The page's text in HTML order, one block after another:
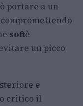
portare a un
softè
un picco
e
critico il